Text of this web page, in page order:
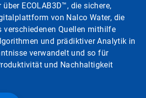
ECOLAB3D™, die sichere,
von Nalco Water, die
verschiedenen Quellen mithilfe
und prädiktiver Analytik in
verwandelt und so für
und Nachhaltigkeit